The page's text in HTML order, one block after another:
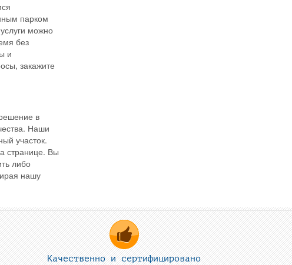
парком
можно
без
и
закажите
в
Наши
участок.
странице. Вы
либо
нашу
Качественно и сертифицировано